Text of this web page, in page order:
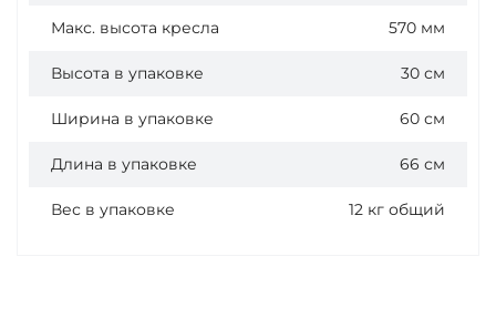
Макс. высота кресла 570 мм
Высота в упаковке 30 см
Ширина в упаковке 60 см
Длина в упаковке 66 см
Вес в упаковке 12 кг общий